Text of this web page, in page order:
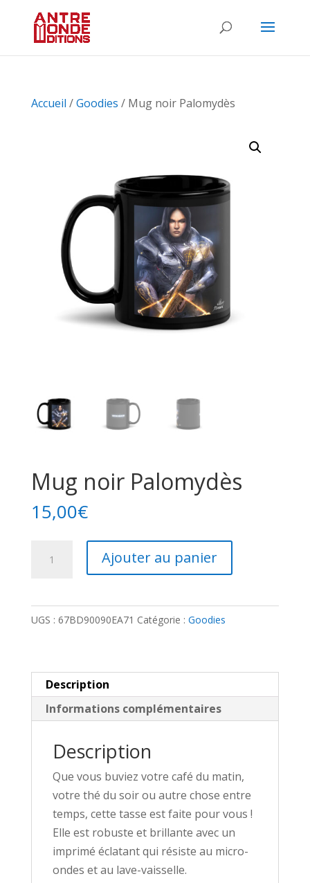
Accueil /Goodies / Mug noir Palomydès
Mug noir Palomydès
15,00€
noir
Palomydès
Ajouter au panier
UGS : 67BD90090EA71 Catégorie : Goodies
Description
Informations complémentaires
Description
Que vous buviez votre café du matin,
votre thé du soir ou autre chose entre
temps, cette tasse est faite pour vous !
Elle est robuste et brillante avec un
imprimé éclatant qui résiste au micro-
ondes et au lave-vaisselle.